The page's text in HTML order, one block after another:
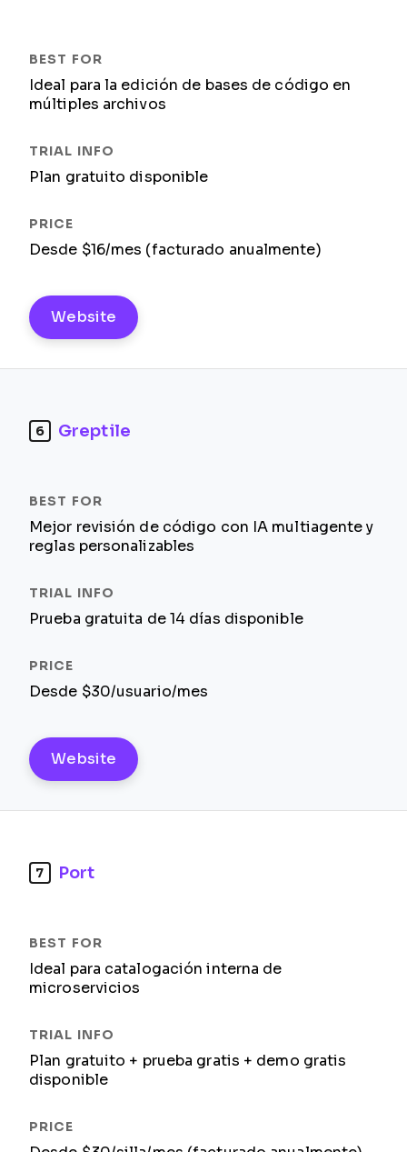
Ideal para la edición de bases de código en
múltiples archivos
Plan gratuito disponible
Desde $16/mes (facturado anualmente)
Website
6 Greptile
Mejor revisión de código con IA multiagente y
reglas personalizables
Prueba gratuita de 14 días disponible
Desde $30/usuario/mes
Website
7 Port
Ideal para catalogación interna de
microservicios
Plan gratuito + prueba gratis + demo gratis
disponible